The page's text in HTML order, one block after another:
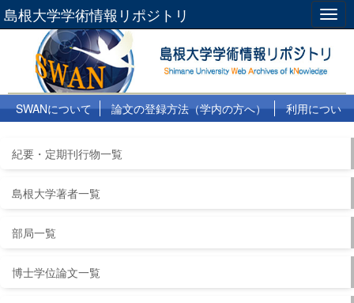
島根大学学術情報リポジトリ
SWANについて 論文の登録方法（学内の方へ）
利用につい
紀要・定期刊行物一覧
島根大学著者一覧
部局一覧
博士学位論文一覧